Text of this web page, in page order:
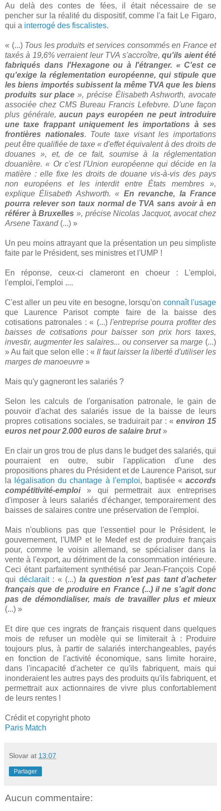
Au delà des contes de fées, il était nécessaire de se
pencher sur la réalité du dispositif, comme l'a fait Le Figaro,
qui a interrogé des fiscalistes.
« (...) Tous les produits et services consommés en France et
taxés à 19,6% verraient leur TVA s'accroître,qu'ils aient été
fabriqués dans l'Hexagone ou à l'étranger. « C'est ce
qu'exige la réglementation européenne, qui stipule que
les biens importés subissent la même TVA que les biens
produits sur place », précise Élisabeth Ashworth, avocate
associée chez CMS Bureau Francis Lefebvre. D'une façon
plus générale,aucun pays européen ne peut introduire
une taxe frappant uniquement les importations à ses
frontières nationales. Toute taxe visant les importations
peut être qualifiée de taxe « d'effet équivalent à des droits de
douanes », et, de ce fait, soumise à la réglementation
douanière. « Or c'est l'Union européenne qui décide en la
matière : elle fixe les droits de douane vis-à-vis des pays
non européens et les interdit entre États membres »,
explique Élisabeth Ash­worth. « En revanche, la France
pourra relever son taux normal de TVA sans avoir à en
référer à Bruxelles », précise Nicolas Jacquot, avocat chez
Arsene Taxand(...) »
Un peu moins attrayant que la présentation un peu simpliste
faite par le Président, ses ministres et l'UMP !
En réponse, ceux-ci clameront en choeur : L'emploi,
l'emploi, l'emploi ....
C'est aller un peu vite en besogne, lorsqu'on connaît l'usage
que Laurence Parisot compte faire de la baisse des
cotisations patronales : « (...) l'entreprise pourra profiter des
baisses de cotisations pour baisser son prix hors taxes,
investir, augmenter les salaires... ou conserver sa marge (...)
» Au fait que selon elle : « Il faut laisser la liberté d'utiliser les
marges de manoeuvre »
Mais qu'y gagneront les salariés ?
Selon les calculs de l'organisation patronale, le gain de
pouvoir d'achat des salariés issue de la baisse de leurs
propres cotisations sociales, se traduirait par : « environ 15
euros net pour 2.000 euros de salaire brut»
En clair un gros trou de plus dans le budget des salariés, qui
pourraient en outre, subir l'application d'une des
propositions phares du Président et de Laurence Parisot, sur
la
légalisation du chantage à l'emploi, baptisée « accords
compétitivité-emploi » qui permettrait aux entreprises
d'imposer à leurs salariés d'échanger, temporairement des
baisses de salaires contre une préservation de l'emploi.
Mais n'oublions pas que l'essentiel pour le Président, le
gouvernement, l'UMP et le Medef est de produire français
pour, comme le voisin allemand, se spécialiser dans la
vente à l'export, au détriment de la consommation intérieure.
Ceci étant parfaitement synthétisé par Jean-François Copé
qui déclarait: « (...) la question n’est pas tant d’acheter
français que de produire en France (...) il ne s’agit donc
pas de démondialiser, mais de travailler plus et mieux
(...) »
Et dire que ces ingrats de français risquent dans quelques
mois de refuser un modèle qui se limiterait à : Produire
toujours plus, à partir de salariés interchangeables, payés
en fonction de l'activité économique, sans limite horaire,
dans l'incapacité d'acheter ce qu'ils fabriquent, mais qui
inonderaient les autres pays des produits qu'ils fabriquent, et
permettrait aux actionnaires de vivre plus confortablement
de leurs rentes !
Crédit et copyright photo
Paris Match
Slovar at 13:07
Partager
Aucun commentaire: